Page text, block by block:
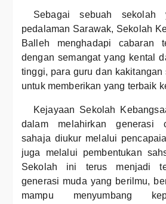
Sebagai sebuah
pedalaman Sarawak, Sekolah
Balleh menghadapi cabaran
dengan semangat yang kental
tinggi, para guru dan kakitangan
untuk memberikan yang terbaik
Kejayaan Sekolah
dalam melahirkan generasi
sahaja diukur melalui
juga melalui pembentukan
Sekolah ini terus menjadi
generasi muda yang berilmu,
mampu menyumbang